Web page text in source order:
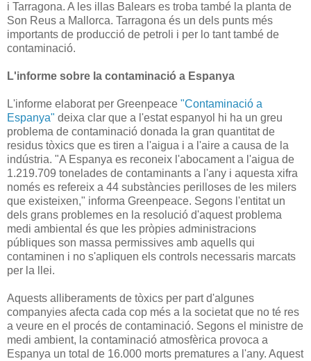
i Tarragona. A les illas Balears es troba també la planta de
Son Reus a Mallorca. Tarragona és un dels punts més
importants de producció de petroli i per lo tant també de
contaminació.
L'informe sobre la contaminació a Espanya
L'informe elaborat per Greenpeace "Contaminació a
Espanya" deixa clar que a l'estat espanyol hi ha un greu
problema de contaminació donada la gran quantitat de
residus tòxics que es tiren a l'aigua i a l'aire a causa de la
indústria. "A Espanya es reconeix l'abocament a l'aigua de
1.219.709 tonelades de contaminants a l'any i aquesta xifra
només es refereix a 44 substàncies perilloses de les milers
que existeixen," informa Greenpeace. Segons l'entitat un
dels grans problemes en la resolució d'aquest problema
medi ambiental és que les pròpies administracions
públiques son massa permissives amb aquells qui
contaminen i no s'apliquen els controls necessaris marcats
per la llei.
Aquests alliberaments de tòxics per part d'algunes
companyies afecta cada cop més a la societat que no té res
a veure en el procés de contaminació. Segons el ministre de
medi ambient, la contaminació atmosfèrica provoca a
Espanya un total de 16.000 morts prematures a l'any. Aquest